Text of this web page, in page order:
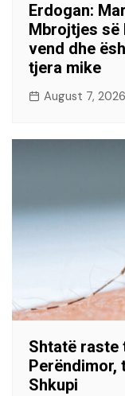
Erdogan:
Mbrojtjes së
vend dhe
tjera mike
August 7, 2026
Shtatë raste
Perëndimor,
Shkupi